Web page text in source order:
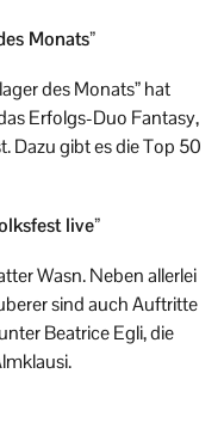
Monats”
des Monats” hat
Erfolgs-Duo Fantasy,
Dazu gibt es die Top 50
live”
Wasn. Neben allerlei
sind auch Auftritte
Beatrice Egli, die